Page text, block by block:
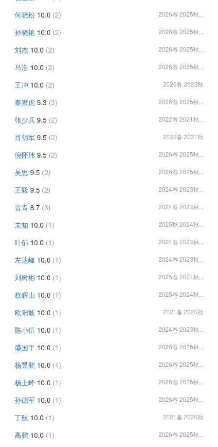
何晓松 10.0 (2) 2026春 2025秋...
孙晓艳 10.0 (2) 2026春 2025秋...
刘杰 10.0 (2) 2026春 2025秋...
马浩 10.0 (2) 2026春 2025秋...
王冲 10.0 (2) 2026春 2025秋
秦家虎 9.3 (3) 2026春 2025秋...
张少兵 9.5 (2) 2022春 2021秋...
肖明军 9.5 (2) 2022春 2021秋
倪怀玮 9.5 (2) 2026春 2025秋...
吴思 9.5 (2) 2026春 2025秋...
王毅 9.5 (2) 2024春 2023秋...
贾青 8.7 (3) 2024春 2023秋...
未知 10.0 (1) 2025秋 2024秋...
叶郁 10.0 (1) 2024春 2023秋...
左达峰 10.0 (1) 2024春 2023秋...
刘树彬 10.0 (1) 2025春 2024秋...
蔡辉山 10.0 (1) 2025春 2024秋...
欧阳毅 10.0 (1) 2021春 2020秋
陈小伍 10.0 (1) 2024春 2023秋...
盛国平 10.0 (1) 2026春 2025秋...
杨昱鹏 10.0 (1) 2026春 2025秋...
杨上峰 10.0 (1) 2026春 2025秋...
孙德军 10.0 (1) 2026春 2025秋...
丁航 10.0 (1) 2021春 2020秋
高鹏 10.0 (1) 2026春 2025秋...